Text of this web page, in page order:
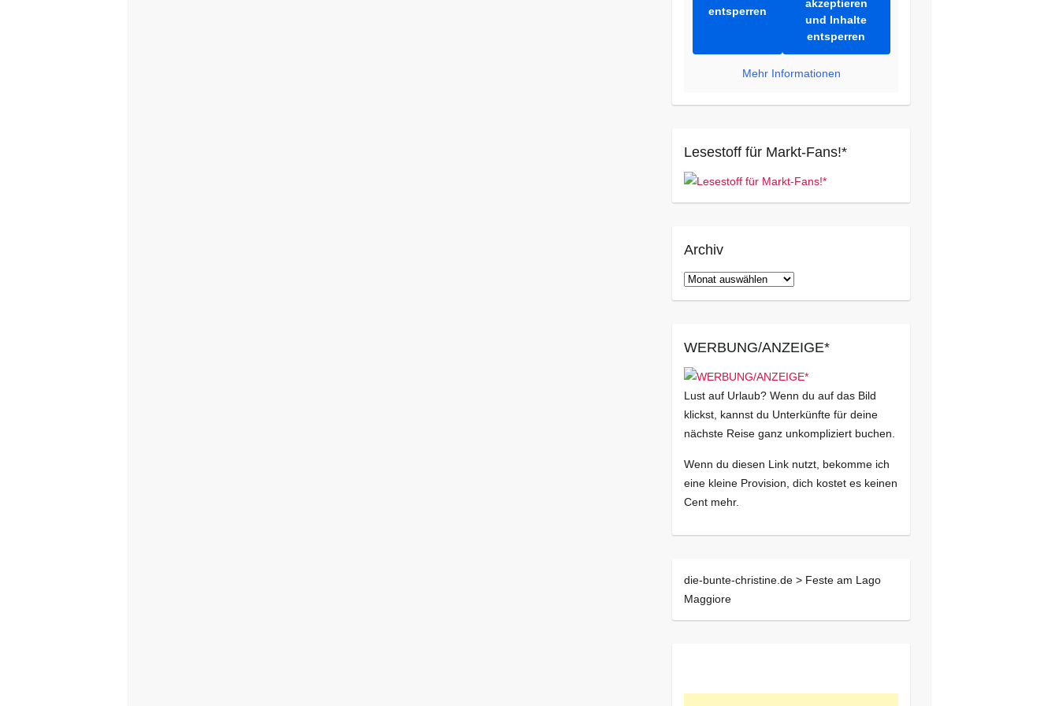
entsperren
akzeptieren
und Inhalte
entsperren
Mehr Informationen
Lesestoff für Markt-Fans!*
Archiv
Archiv
WERBUNG/ANZEIGE*
Lust auf Urlaub? Wenn du auf das Bild
klickst, kannst du Unterkünfte für deine
nächste Reise ganz unkompliziert buchen.
Wenn du diesen Link nutzt, bekomme ich
eine kleine Provision, dich kostet es keinen
Cent mehr.
die-bunte-christine.de > Feste am Lago
Maggiore